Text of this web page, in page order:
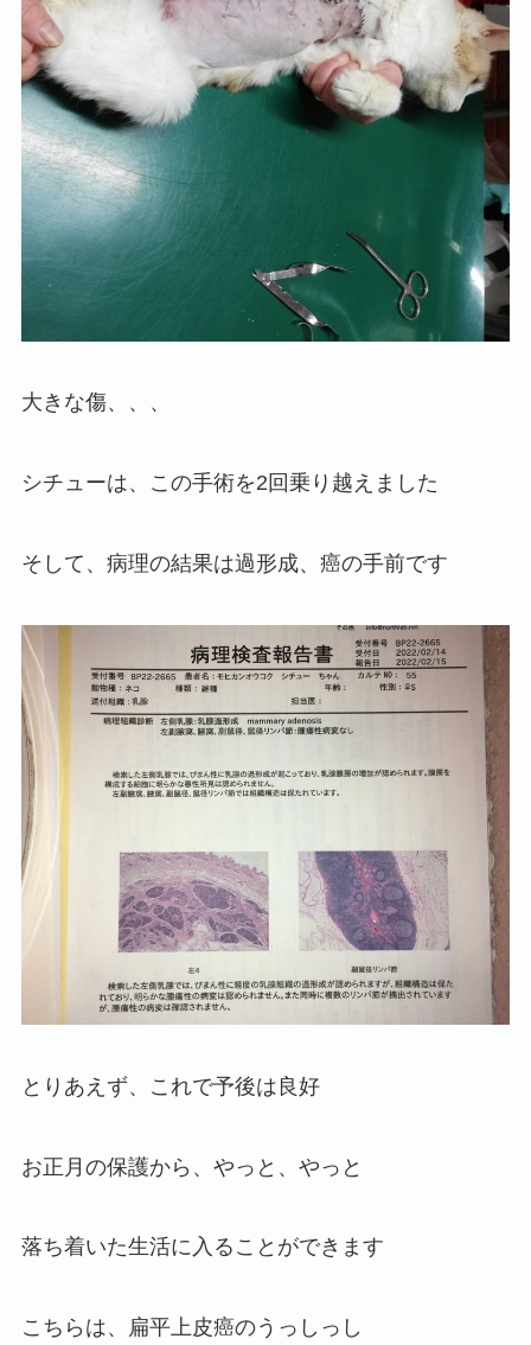
大きな傷、、、
シチューは、この手術を2回乗り越えました
そして、病理の結果は過形成、癌の手前です
とりあえず、これで予後は良好
お正月の保護から、やっと、やっと
落ち着いた生活に入ることができます
こちらは、扁平上皮癌のうっしっし